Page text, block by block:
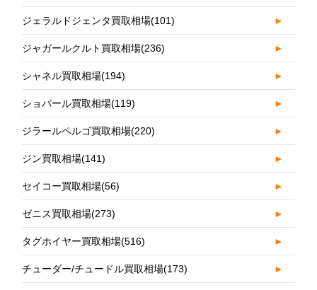
ジェラルドジェンタ買取相場(101) ►
ジャガールクルト買取相場(236) ►
シャネル買取相場(194) ►
ショパール買取相場(119) ►
ジラールペルゴ買取相場(220) ►
ジン買取相場(141) ►
セイコー買取相場(56) ►
ゼニス買取相場(273) ►
タグホイヤー買取相場(516) ►
チューダー/チュードル買取相場(173) ►